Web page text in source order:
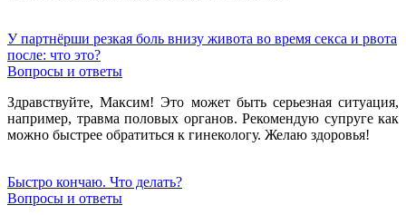
У партнёрши резкая боль внизу живота во время секса и рвота
после: что это?
Вопросы и ответы
Здравствуйте, Максим! Это может быть серьезная ситуация,
например, травма половых органов. Рекомендую супруге как
можно быстрее обратиться к гинекологу. Желаю здоровья!
Быстро кончаю. Что делать?
Вопросы и ответы